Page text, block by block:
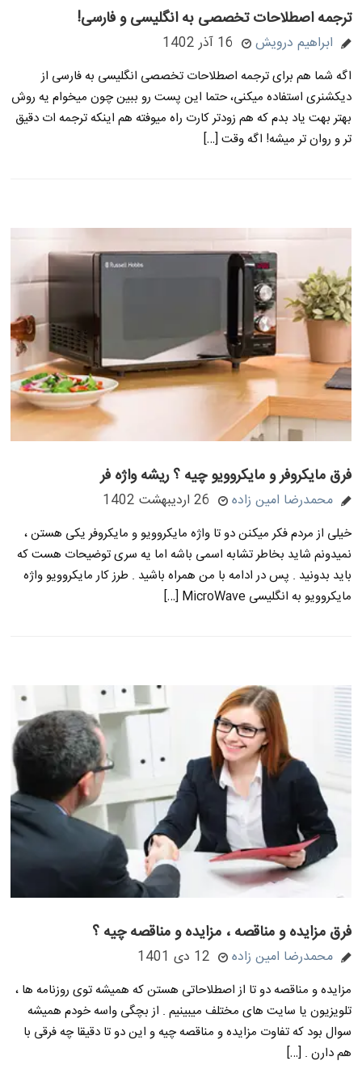
ترجمه اصطلاحات تخصصی به انگلیسی و فارسی!
ابراهیم درویش 16 آذر 1402
اگه شما هم برای ترجمه اصطلاحات تخصصی انگلیسی به فارسی از
دیکشنری استفاده میکنی، حتما این پست رو ببین چون میخوام یه روش
بهتر بهت یاد بدم که هم زودتر کارت راه میوفته هم اینکه ترجمه ات دقیق
تر و روان تر میشه! اگه وقت […]
فرق مایکروفر و مایکروویو چیه ؟ ریشه واژه فر
محمدرضا امین زاده 26 اردیبهشت 1402
خیلی از مردم فکر میکنن دو تا واژه مایکروویو و مایکروفر یکی هستن ،
نمیدونم شاید بخاطر تشابه اسمی باشه اما یه سری توضیحات هست که
باید بدونید . پس در ادامه با من همراه باشید . طرز کار مایکروویو واژه
مایکروویو به انگلیسی MicroWave […]
فرق مزایده و مناقصه ، مزایده و مناقصه چیه ؟
محمدرضا امین زاده 12 دی 1401
مزایده و مناقصه دو تا از اصطلاحاتی هستن که همیشه توی روزنامه ها ،
تلویزیون یا سایت های مختلف میبینیم . از بچگی واسه خودم همیشه
سوال بود که تفاوت مزایده و مناقصه چیه و این دو تا دقیقا چه فرقی با
هم دارن . […]